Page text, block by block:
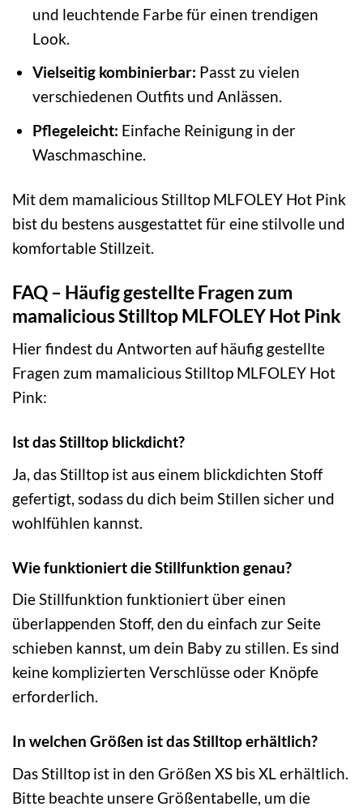
und leuchtende Farbe für einen trendigen
Look.
Vielseitig kombinierbar: Passt zu vielen
verschiedenen Outfits und Anlässen.
Pflegeleicht: Einfache Reinigung in der
Waschmaschine.
Mit dem mamalicious Stilltop MLFOLEY Hot Pink
bist du bestens ausgestattet für eine stilvolle und
komfortable Stillzeit.
FAQ – Häufig gestellte Fragen zum
mamalicious Stilltop MLFOLEY Hot Pink
Hier findest du Antworten auf häufig gestellte
Fragen zum mamalicious Stilltop MLFOLEY Hot
Pink:
Ist das Stilltop blickdicht?
Ja, das Stilltop ist aus einem blickdichten Stoff
gefertigt, sodass du dich beim Stillen sicher und
wohlfühlen kannst.
Wie funktioniert die Stillfunktion genau?
Die Stillfunktion funktioniert über einen
überlappenden Stoff, den du einfach zur Seite
schieben kannst, um dein Baby zu stillen. Es sind
keine komplizierten Verschlüsse oder Knöpfe
erforderlich.
In welchen Größen ist das Stilltop erhältlich?
Das Stilltop ist in den Größen XS bis XL erhältlich.
Bitte beachte unsere Größentabelle, um die